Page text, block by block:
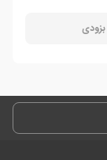
بزودی